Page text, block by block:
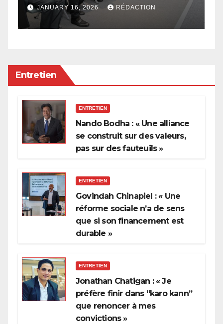
JANUARY 16, 2026 RÉDACTION
Entretien
ENTRETIEN
Nando Bodha : « Une alliance
se construit sur des valeurs,
pas sur des fauteuils »
ENTRETIEN
Govindah Chinapiel : « Une
réforme sociale n’a de sens
que si son financement est
durable »
ENTRETIEN
Jonathan Chatigan : « Je
préfère finir dans “karo kann”
que renoncer à mes
convictions »